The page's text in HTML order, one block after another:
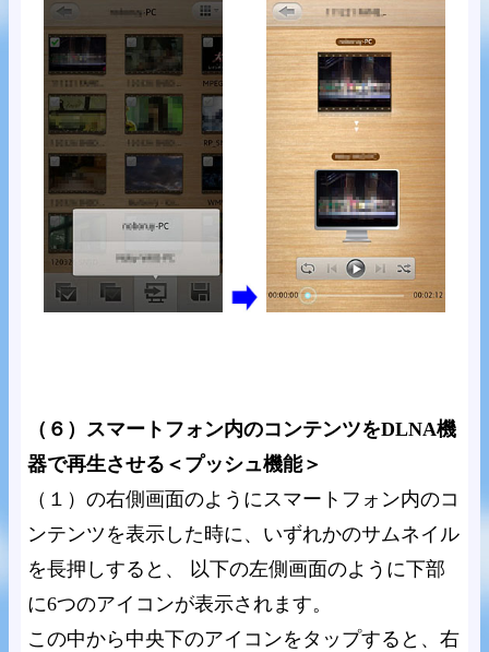
（６）スマートフォン内のコンテンツをDLNA機
器で再生させる＜プッシュ機能＞
（１）の右側画面のようにスマートフォン内のコ
ンテンツを表示した時に、いずれかのサムネイル
を長押しすると、 以下の左側画面のように下部
に6つのアイコンが表示されます。
この中から中央下のアイコンをタップすると、右